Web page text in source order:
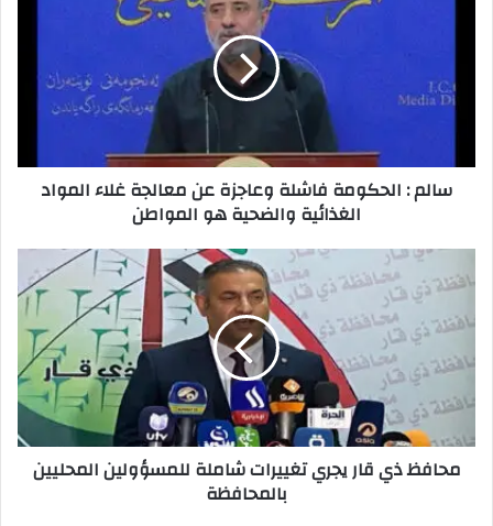
المواد
الغذائية
المواطن
سالم : الحكومة فاشلة وعاجزة عن معالجة غلاء المواد
الغذائية والضحية هو المواطن
ذي
يجري
شاملة
للمسؤولين
المحليين
بالمحافظة
محافظ ذي قار يجري تغييرات شاملة للمسؤولين المحليين
بالمحافظة